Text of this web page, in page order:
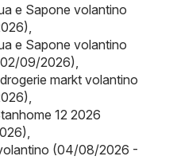
e Sapone volantino
e Sapone volantino
09/2026)
markt volantino
12 2026
(04/08/2026 -